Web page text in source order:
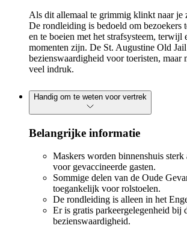
Als dit allemaal te grimmig klinkt naar je
De rondleiding is bedoeld om bezoekers
en te boeien met het strafsysteem, terwijl
momenten zijn. De St. Augustine Old
bezienswaardigheid voor toeristen, maar
veel indruk.
Handig om te weten voor vertrek
Belangrijke informatie
Maskers worden binnenshuis sterk
voor gevaccineerde gasten.
Sommige delen van de Oude
toegankelijk voor rolstoelen.
De rondleiding is alleen in het
Er is gratis parkeergelegenheid bij
bezienswaardigheid.